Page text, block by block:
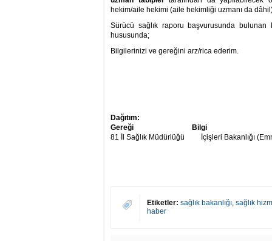
hekim/aile hekimi (aile hekimliği uzmanı da dâhil)
Sürücü sağlık raporu başvurusunda
hususunda;
Bilgilerinizi ve gereğini arz/rica ederim.
Dağıtım:
Gereği
Bilgi
81 İl Sağlık Müdürlüğü İçişleri Bakanlığı
Etiketler: sağlık bakanlığı, sağlık
haber